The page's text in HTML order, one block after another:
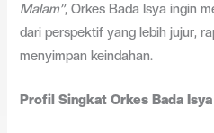
Malam”, Orkes Bada Isya ingin
dari perspektif yang lebih jujur,
menyimpan keindahan.
Profil Singkat Orkes Bada Isya